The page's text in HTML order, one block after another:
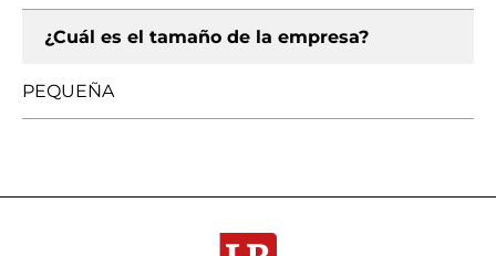
¿Cuál es el tamaño de la empresa?
PEQUEÑA